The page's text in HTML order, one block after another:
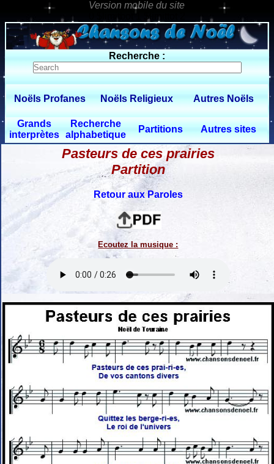
0 $limitbot 1 $limittot 2
Recherche :
Noëls Profanes Noëls Religieux Autres Noëls
Grands
interprètes
Recherche
alphabetique
Partitions Autres sites
Pasteurs de ces prairies
Partition
Retour aux Paroles
Ecoutez la musique :